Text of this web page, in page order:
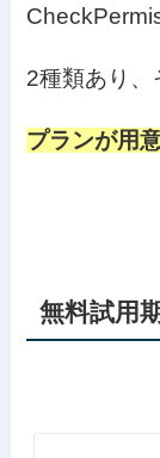
2種類あり、
プランが用
無料試用